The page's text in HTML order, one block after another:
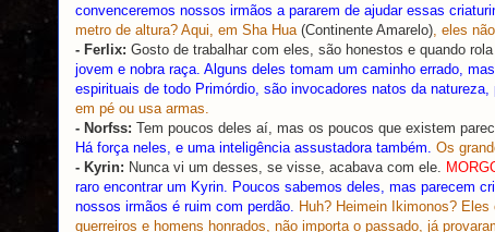
convenceremos nossos irmãos a pararem de ajudar essas
metro de altura? Aqui, em Sha Hua (Continente Amarelo) , eles
- Ferlix: Gosto de trabalhar com eles, são honestos e quando
jovem e nobra raça. Alguns deles tomam um caminho errado,
espirituais de todo Primórdio, são invocadores natos da natureza,
em pé ou usa armas.
- Norfss: Tem poucos deles aí, mas os poucos que existem
Há força neles, e uma inteligência assustadora também. Os
- Kyrin: Nunca vi um desses, se visse, acabava com ele.
raro encontrar um Kyrin. Poucos sabemos deles, mas parecem
nossos irmãos é ruim com perdão. Huh? Heimein Ikimonos?
guerreiros e homens honrados, não importa o passado, já